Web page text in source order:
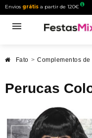
Envios grátis a partir de 120€
Fato > Complementos de
Perucas